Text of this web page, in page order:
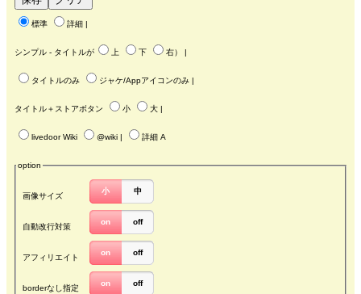
標準 詳細
シンプル - タイトルが 上 下 右） |
タイトルのみ ジャケ/Appアイコンのみ
タイトル＋ストアボタン 小 大
livedoor Wiki @wiki 詳細 A
option
画像サイズ
小 中
自動改行対策
on off
アフィリエイト
on off
borderなし指定
on off